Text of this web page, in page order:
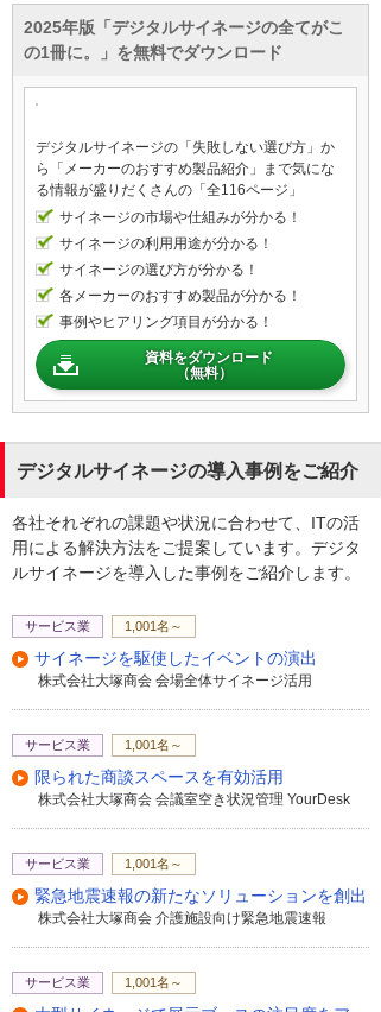
2025年版「デジタルサイネージの全てがこ
の1冊に。」を無料でダウンロード
デジタルサイネージの「失敗しない選び方」か
ら「メーカーのおすすめ製品紹介」まで気にな
る情報が盛りだくさんの「全116ページ」
サイネージの市場や仕組みが分かる！
サイネージの利用用途が分かる！
サイネージの選び方が分かる！
各メーカーのおすすめ製品が分かる！
事例やヒアリング項目が分かる！
資料をダウンロード
（無料）
デジタルサイネージの導入事例をご紹介
各社それぞれの課題や状況に合わせて、ITの活
用による解決方法をご提案しています。デジタ
ルサイネージを導入した事例をご紹介します。
サービス業 1,001名～
サイネージを駆使したイベントの演出
株式会社大塚商会 会場全体サイネージ活用
サービス業 1,001名～
限られた商談スペースを有効活用
株式会社大塚商会 会議室空き状況管理 YourDesk
サービス業 1,001名～
緊急地震速報の新たなソリューションを創出
株式会社大塚商会 介護施設向け緊急地震速報
サービス業 1,001名～